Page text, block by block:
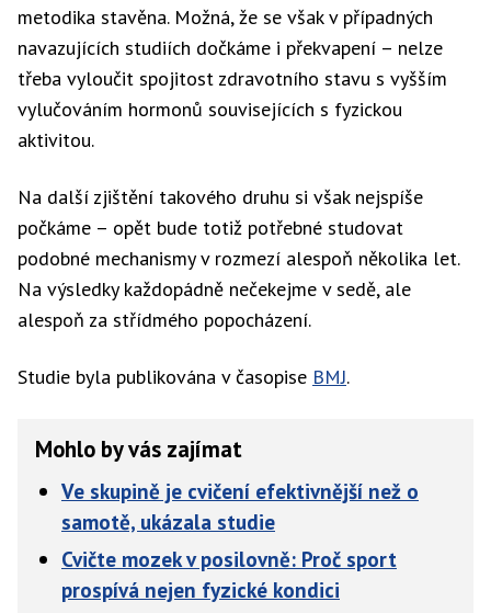
metodika stavěna. Možná, že se však v případných
navazujících studiích dočkáme i překvapení – nelze
třeba vyloučit spojitost zdravotního stavu s vyšším
vylučováním hormonů souvisejících s fyzickou
aktivitou.
Na další zjištění takového druhu si však nejspíše
počkáme – opět bude totiž potřebné studovat
podobné mechanismy v rozmezí alespoň několika let.
Na výsledky každopádně nečekejme v sedě, ale
alespoň za střídmého popocházení.
Studie byla publikována v časopise BMJ.
Mohlo by vás zajímat
Ve skupině je cvičení efektivnější než o
samotě, ukázala studie
Cvičte mozek v posilovně: Proč sport
prospívá nejen fyzické kondici